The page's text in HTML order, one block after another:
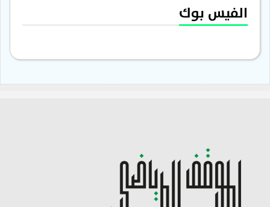
الفيس بوك